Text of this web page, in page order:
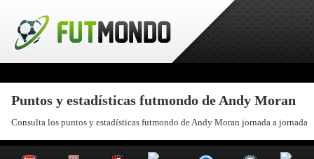
Puntos y estadísticas futmondo de Andy Moran
Consulta los puntos y estadísticas futmondo de Andy Moran jornada a jornada